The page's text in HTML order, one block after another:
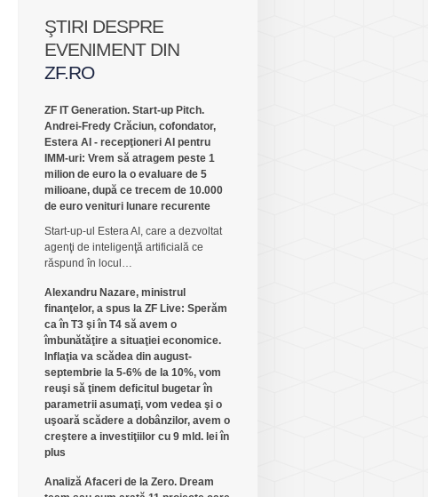
ŞTIRI DESPRE
EVENIMENT DIN
ZF.RO
ZF IT Generation. Start-up Pitch.
Andrei-Fredy Crăciun, cofondator,
Estera AI - recepţioneri AI pentru
IMM-uri: Vrem să atragem peste 1
milion de euro la o evaluare de 5
milioane, după ce trecem de 10.000
de euro venituri lunare recurente
Start-up-ul Estera AI, care a dezvoltat
agenţi de inteligenţă artifi­cială ce
răspund în locul…
Alexandru Nazare, ministrul
finanţelor, a spus la ZF Live: Sperăm
ca în T3 şi în T4 să avem o
îmbunătăţire a situaţiei economice.
Inflaţia va scădea din august-
septembrie la 5-6% de la 10%, vom
reuşi să ţinem deficitul bugetar în
parametrii asumaţi, vom vedea şi o
uşoară scădere a dobânzilor, avem o
creştere a investiţiilor cu 9 mld. lei în
plus
Analiză Afaceri de la Zero. Dream